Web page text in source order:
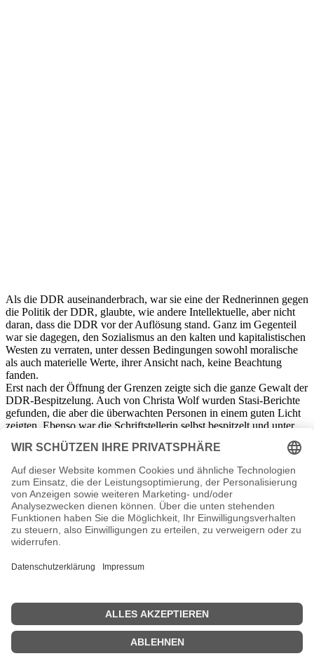
Als die DDR auseinanderbrach, war sie eine der Rednerinnen gegen
die Politik der DDR, glaubte, wie andere Intellektuelle, aber nicht
daran, dass die DDR vor der Auflösung stand. Ganz im Gegenteil
war sie dagegen, den Sozialismus an den kalten und kapitalistischen
Westen zu verraten, unter dessen Bedingungen sowohl moralische
als auch materielle Werte, ihrer Ansicht nach, keine Beachtung
fanden.
Erst nach der Öffnung der Grenzen zeigte sich die ganze Gewalt der
DDR-Bespitzelung. Auch von Christa Wolf wurden Stasi-Berichte
gefunden, die aber die überwachten Personen in einem guten Licht
zeigten. Ebenso war die Schriftstellerin selbst bespitzelt und unter
Bewachung gestellt worden.
Als sie ihre autobiografischen Werke „Sommerstück“ und ein Jahr
Rolle innerhalb der DDR los, in der es neben den Stasi-Akten auch
über die Mitverantwortlichkeit der Schriftsteller und Intellektuellen
dieser Zeit ging. Sie selbst bezeichnete diesen Literaturstreit als
Medienhetze und verwies auf die Ähnlichkeit der Unterdrückung,
die sie in der DDR erfahren hatte. Enttäuscht zog Wolf nach
Amerika und sich damit aus einer ihr unangenehmen Öffentlichkeit
Bald erkrankte sie schwer, schrieb auch darüber eine Erzählung mit
Viele Menschen, die in der DDR aufgewachsen sind und dort gelebt
haben, bewundern die Schriftstellerin für ihre Courage und den
Erinnerungswert, der in all ihren Werken immer wieder aufs Neue
Christa Wolf Seiten, Steckbrief etc.